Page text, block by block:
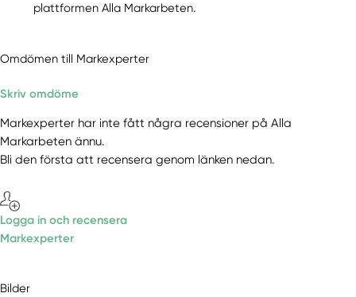
plattformen Alla Markarbeten.
Omdömen till Markexperter
Skriv omdöme
Markexperter har inte fått några recensioner på Alla
Markarbeten ännu.
Bli den första att recensera genom länken nedan.
Logga in och recensera
Markexperter
Bilder